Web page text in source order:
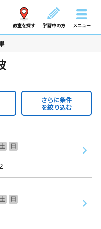
教室を探す 学習中の方 メニュー
さらに条件
を絞り込む
土
日
土
日